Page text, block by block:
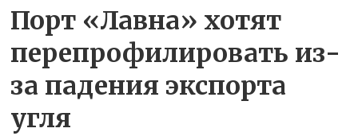
Порт «Лавна» хотят
перепрофилировать из-
за падения экспорта
угля